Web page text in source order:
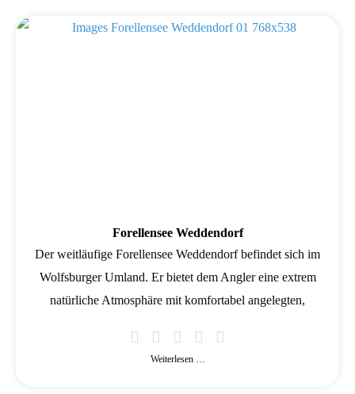
Forellensee Weddendorf
Der weitläufige Forellensee Weddendorf befindet sich im
Wolfsburger Umland. Er bietet dem Angler eine extrem
natürliche Atmosphäre mit komfortabel angelegten,
Weiterlesen …